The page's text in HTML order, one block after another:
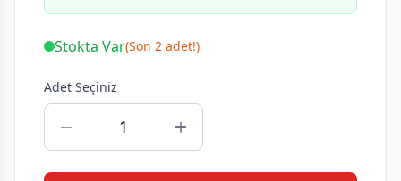
Stokta Var(Son 2 adet!)
Adet Seçiniz